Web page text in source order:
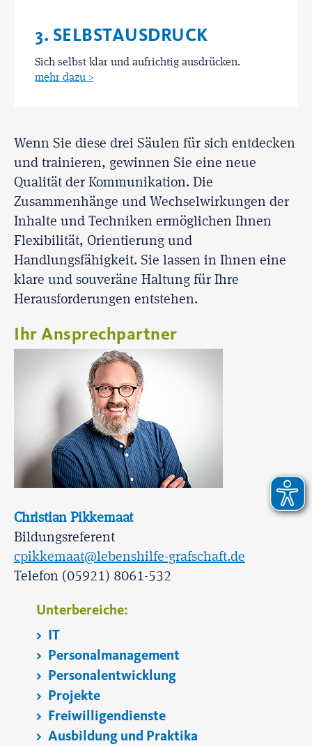
3. SELBSTAUSDRUCK
Sich selbst klar und aufrichtig ausdrücken.
mehr dazu >
Wenn Sie diese drei Säulen für sich entdecken
und trainieren, gewinnen Sie eine neue
Qualität der Kommunikation. Die
Zusammenhänge und Wechselwirkungen der
Inhalte und Techniken ermöglichen Ihnen
Flexibilität, Orientierung und
Handlungsfähigkeit. Sie lassen in Ihnen eine
klare und souveräne Haltung für Ihre
Herausforderungen entstehen.
Ihr Ansprechpartner
Christian Pikkemaat
Bildungsreferent
cpikkemaat@lebenshilfe-grafschaft.de
Telefon (05921) 8061-532
Unterbereiche:
IT
Personalmanagement
Personalentwicklung
Projekte
Freiwilligendienste
Ausbildung und Praktika